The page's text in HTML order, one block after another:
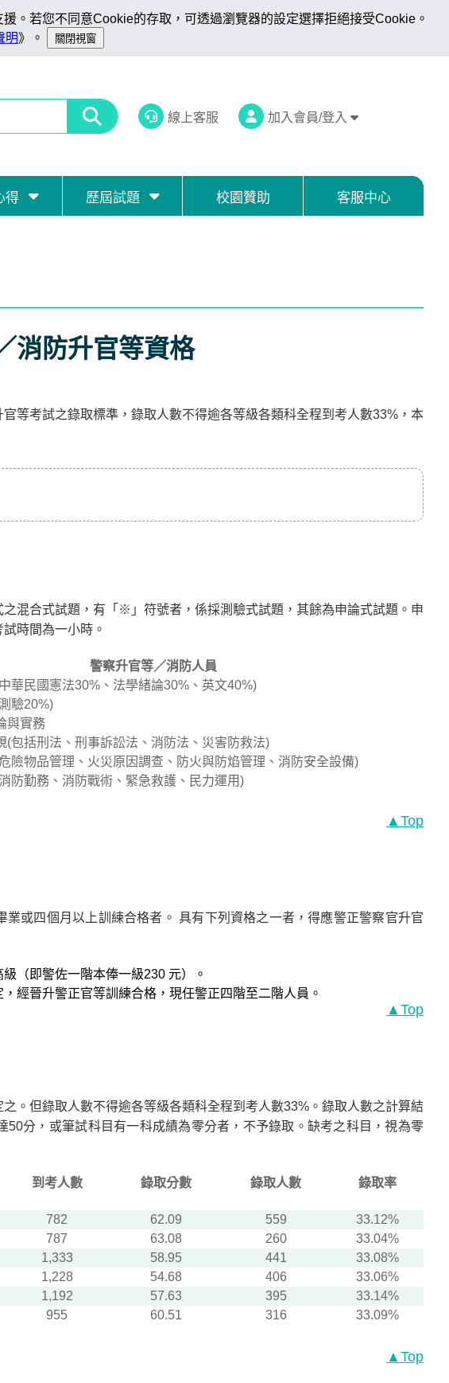
。若您不同意Cookie的存取，可透過瀏覽器的設定選擇拒絕接受Cookie。
明》。
線上客服 加入會員/登入
得 歷屆試題 校園贊助 客服中心
消防升官等資格
等考試之錄取標準，錄取人數不得逾各等級各類科全程到考人數33%，本
混合式試題，有「※」符號者，係採測驗式試題，其餘為申論式試題。申
時間為一小時。
警察升官等／消防人員
華民國憲法30%、法學緒論30%、英文40%)
驗20%)
與實務
包括刑法、刑事訴訟法、消防法、災害防救法)
險物品管理、火災原因調查、防火與防焰管理、消防安全設備)
防勤務、消防戰術、緊急救護、民力運用)
▲Top
或四個月以上訓練合格者。 具有下列資格之一者，得應警正警察官升官
（即警佐一階本俸一級230 元）。
經晉升警正官等訓練合格，現任警正四階至二階人員。
▲Top
。但錄取人數不得逾各等級各類科全程到考人數33%。錄取人數之計算結
分，或筆試科目有一科成績為零分者，不予錄取。缺考之科目，視為零
到考人數 錄取分數 錄取人數
錄取率
782 62.09 559
33.12%
787 63.08 260
33.04%
1,333 58.95 441
33.08%
1,228 54.68 406
33.06%
1,192 57.63 395
33.14%
955 60.51 316 33.09%
▲Top